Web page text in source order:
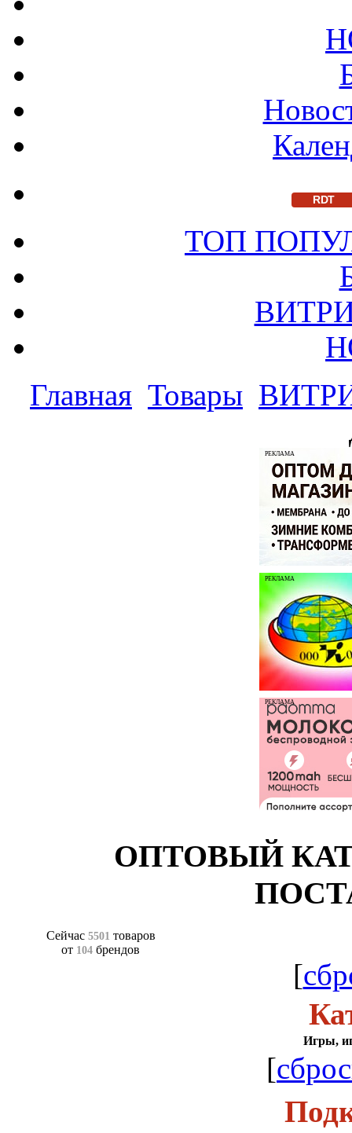
RDT
ТОП
Главная Товары
РЕКЛАМА
РЕКЛАМА
РЕКЛАМА
ОПТОВЫЙ
Сейчас 5501 товаров
от 104 брендов
[
Игры,
[